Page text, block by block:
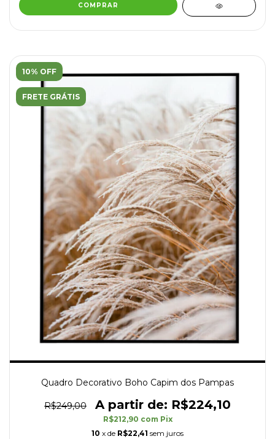
COMPRAR
10% OFF
FRETE GRÁTIS
Quadro Decorativo Boho Capim dos Pampas
R$249,00 R$224,10
R$212,90 com Pix
10 x de R$22,41 sem juros